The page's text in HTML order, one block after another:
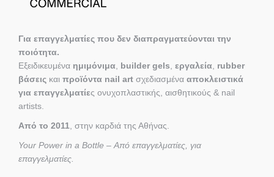
Για επαγγελματίες που δεν διαπραγματεύονται την
ποιότητα.
Εξειδικευμένα ημιμόνιμα builder gels εργαλεία rubber
βάσεις και προϊόντα nail art σχεδιασμένα αποκλειστικά
για επαγγελματίες ονυχοπλαστικής, αισθητικούς & nail
artists.
Από το 2011 , στην καρδιά της Αθήνας.
Your Power in a Bottle – Από επαγγελματίες, για
επαγγελματίες.